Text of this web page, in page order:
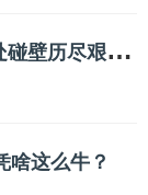
马
云早期珍贵影像！1995年在北京处处碰壁历尽艰辛，眼含泪水
啥这么牛？